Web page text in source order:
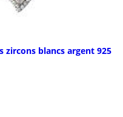
zircons blancs argent 925